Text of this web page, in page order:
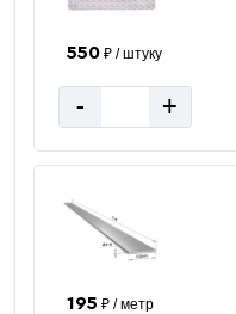
550₽ / штуку
- +
195 ₽ / метр
Вес 1 метра
Метров в 1 тонне